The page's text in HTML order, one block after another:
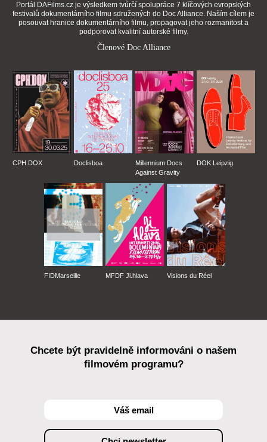
Portál DAFilms.cz je výsledkem tvůrčí spolupráce 7 klíčových evropských
festivalů dokumentárního filmu sdružených do Doc Alliance. Naším cílem je
posouvat hranice dokumentárního filmu, propagovat jeho rozmanitost a
podporovat kvalitní autorské filmy.
Členové Doc Alliance
CPH:DOX Doclisboa
Millennium Docs
Against Gravity
DOK Leipzig
FIDMarseille MFDF Ji.hlava Visions du Réel
Chcete být pravidelně informováni o našem
filmovém programu?